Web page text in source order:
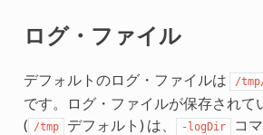
ログ・ファイル
デフォルトのログ・ファイルは /
です。ログ・ファイルが保存されて
( /tmp デフォルト) は、 -logDir
コ